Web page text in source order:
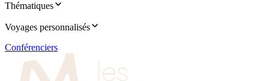
Thématiques
Voyages personnalisés
Conférenciers